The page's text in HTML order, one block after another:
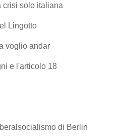
crisi solo italiana
Lingotto
voglio andar
e l'articolo 18
di Berlin